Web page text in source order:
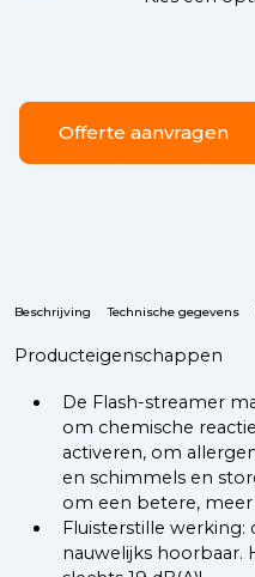
Offerte aanvragen
Beschrijving Technische gegevens
Producteigenschappen
De Flash-streamer
om chemische
activeren, om
en schimmels en
om een betere,
Fluisterstille werking:
nauwelijks hoorbaar.